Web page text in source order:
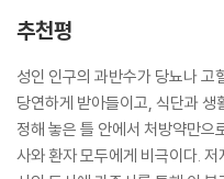
--- 「‘건강’하던 어머니의 갑작스
매일같이 머리와 목의 염증 조직
에 염증을 일으키는 원인이나 오
만성 질환과의 연관성을 배운 적
다. 한국 사회도 마찬가지다. 성
결핍장애와 같은 다양한 진단을
자주 병원을 찾고, 더 전문화된
무너지고 있을까?
신간 《굿 에너지(Good
추천평
성인 인구의 과반수가 당뇨나 고
당연하게 받아들이고, 식단과
정해 놓은 틀 안에서 처방약만으
사와 환자 모두에게 비극이다.